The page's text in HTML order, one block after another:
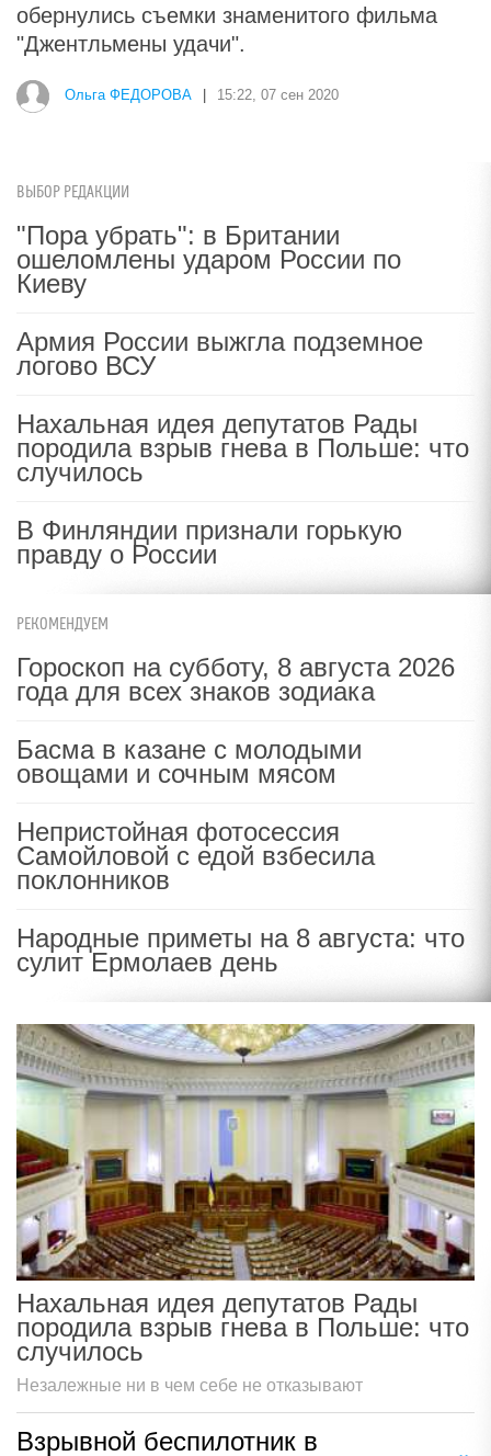
обернулись съемки знаменитого фильма
"Джентльмены удачи".
Ольга ФЕДОРОВА 15:22, 07 сен 2020
ВЫБОР РЕДАКЦИИ
"Пора убрать": в Британии
ошеломлены ударом России по
Киеву
Армия России выжгла подземное
логово ВСУ
Нахальная идея депутатов Рады
породила взрыв гнева в Польше: что
случилось
В Финляндии признали горькую
правду о России
РЕКОМЕНДУЕМ
Гороскоп на субботу, 8 августа 2026
года для всех знаков зодиака
Басма в казане с молодыми
овощами и сочным мясом
Непристойная фотосессия
Самойловой с едой взбесила
поклонников
Народные приметы на 8 августа: что
сулит Ермолаев день
Нахальная идея депутатов Рады
породила взрыв гнева в Польше: что
случилось
Незалежные ни в чем себе не отказывают
Взрывной беспилотник в